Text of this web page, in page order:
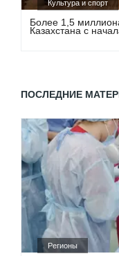
Культура и спорт
Более 1,5
Казахстана с
ПОСЛЕДНИЕ
Регионы